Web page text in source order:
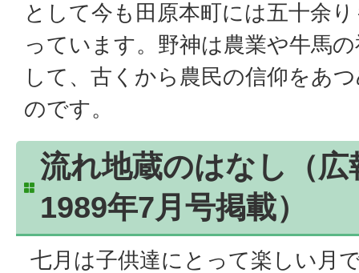
として今も田原本町には五十余
っています。野神は農業や牛馬
して、古くから農民の信仰をあ
のです。
流れ地蔵のはなし（
1989年7月号掲載）
七月は子供達にとって楽しい月